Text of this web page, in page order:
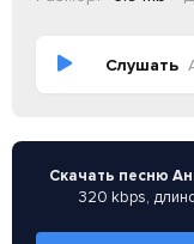
Слушать
Скачать песню
320 kbps,